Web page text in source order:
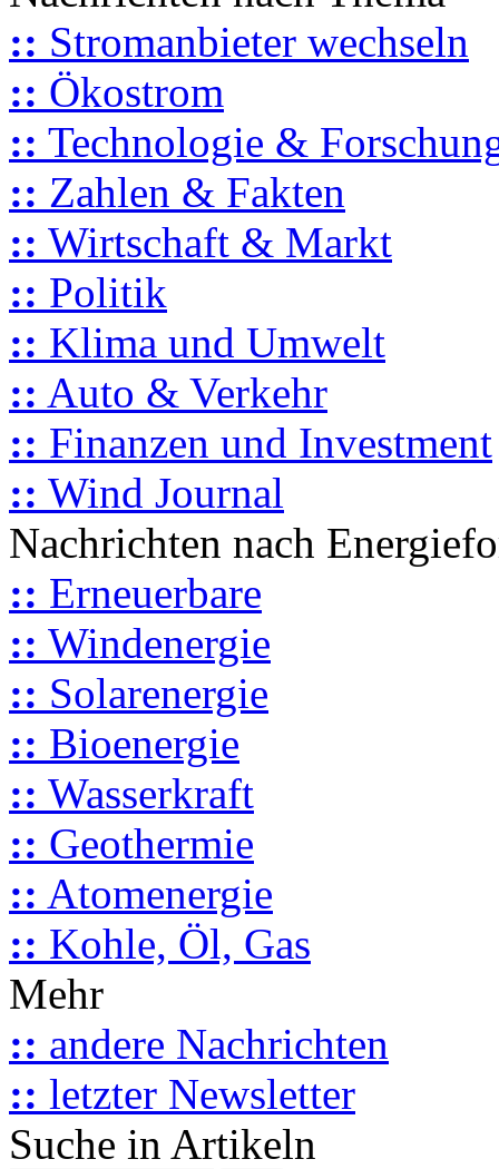
:: Stromanbieter wechseln
:: Ökostrom
:: Technologie &
:: Zahlen & Fakten
:: Wirtschaft & Markt
:: Politik
:: Klima und Umwelt
:: Auto & Verkehr
:: Finanzen und Investment
:: Wind Journal
Nachrichten nach
:: Erneuerbare
:: Windenergie
:: Solarenergie
:: Bioenergie
:: Wasserkraft
:: Geothermie
:: Atomenergie
:: Kohle, Öl, Gas
Mehr
:: andere Nachrichten
:: letzter Newsletter
Suche in Artikeln